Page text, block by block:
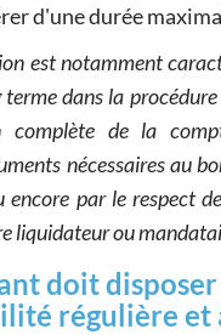
d'une durée
est notamment
dans la
complète de la
nécessaires au
encore par le respect
liquidateur ou
doit
régulière et